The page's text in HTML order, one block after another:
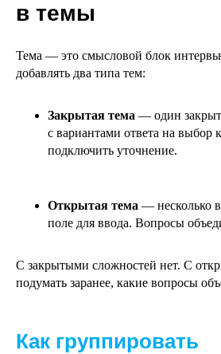
в темы
Тема — это смысловой блок
добавлять два типа тем:
Закрытая тема — один
с вариантами ответа на
подключить уточнение.
Открытая тема — несколько
поле для ввода. Вопросы
С закрытыми сложностей нет. С
подумать заранее, какие вопросы
Как группировать